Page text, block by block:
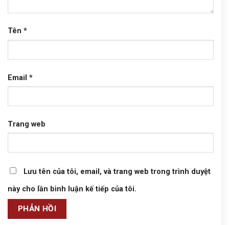
Tên *
Email *
Trang web
Lưu tên của tôi, email, và trang web trong trình duyệt
này cho lần bình luận kế tiếp của tôi.